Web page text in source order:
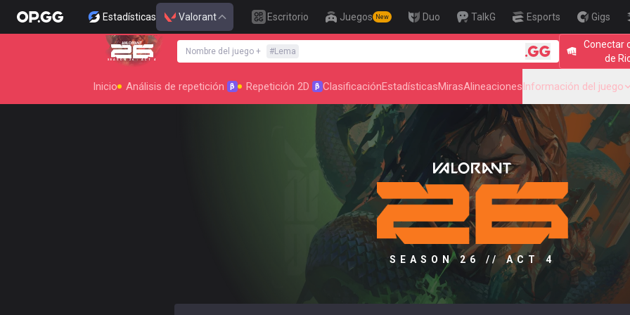
Estadísticas Valorant Escritorio Juegos New Duo TalkG Esports Gigs
SEASON 26 : ACT 4
Nombre del juego + #Lema
Conectar
de
🎯 Level
Inicio Análisis de repetición β Repetición 2D β ClasificaciónEstadísticasMirasAlineacionesInformación del juego
SEASON 26 // ACT 4